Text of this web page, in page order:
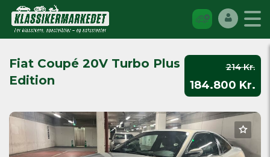
214 Kr.
184.800 Kr.
Fiat Coupé 20V Turbo Plus
Edition